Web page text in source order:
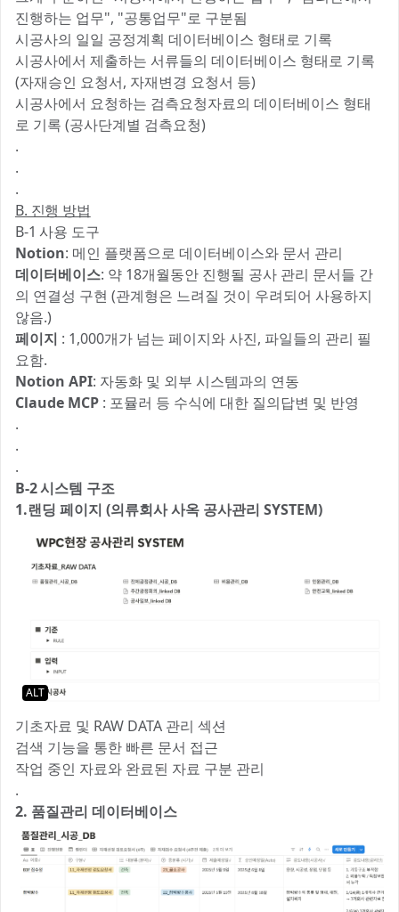
진행하는 업무", "공통업무"로 구분됨
시공사의 일일 공정계획 데이터베이스 형태로 기록
시공사에서 제출하는 서류들의 데이터베이스 형태로 기록
(자재승인 요청서, 자재변경 요청서 등)
시공사에서 요청하는 검측요청자료의 데이터베이스 형태
로 기록 (공사단계별 검측요청)
.
.
.
B. 진행 방법
B-1 사용 도구
Notion: 메인 플랫폼으로 데이터베이스와 문서 관리
데이터베이스: 약 18개월동안 진행될 공사 관리 문서들 간
의 연결성 구현 (관계형은 느려질 것이 우려되어 사용하지
않음.)
페이지 : 1,000개가 넘는 페이지와 사진, 파일들의 관리 필
요함.
Notion API: 자동화 및 외부 시스템과의 연동
Claude MCP : 포뮬러 등 수식에 대한 질의답변 및 반영
.
.
.
B-2 시스템 구조
1.랜딩 페이지 (의류회사 사옥 공사관리 SYSTEM)
ALT
기초자료 및 RAW DATA 관리 섹션
검색 기능을 통한 빠른 문서 접근
작업 중인 자료와 완료된 자료 구분 관리
.
2. 품질관리 데이터베이스